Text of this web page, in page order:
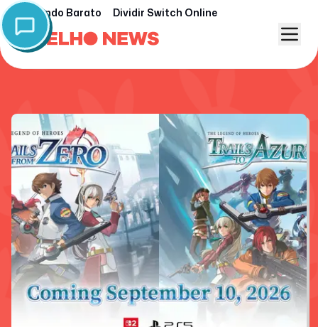
Nintendo Barato Dividir Switch Online